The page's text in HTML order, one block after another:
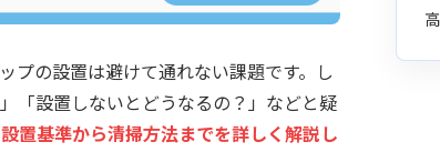
プの設置は避けて通れない課題です。し
「設置しないとどうなるの？」などと疑
置基準から清掃方法までを詳しく解説し